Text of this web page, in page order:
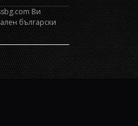
Ви
български